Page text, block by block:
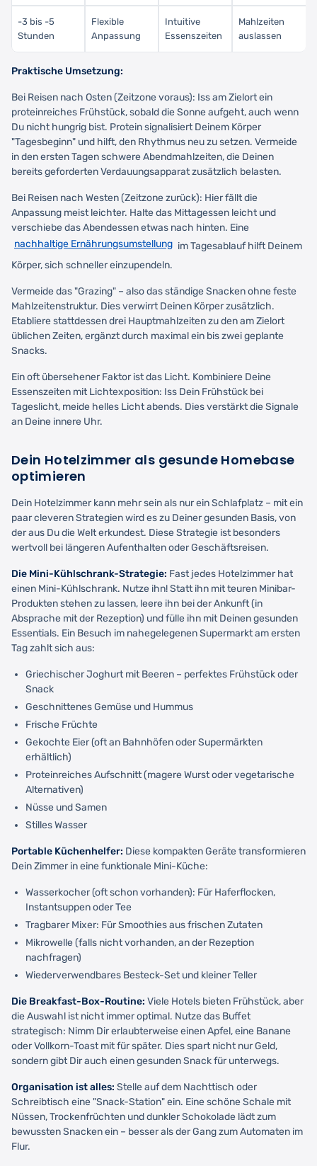
-3 bis -5
Stunden
Flexible
Anpassung
Intuitive
Essenszeiten
Mahlzeiten
auslassen
Praktische Umsetzung:
Bei Reisen nach Osten (Zeitzone voraus): Iss am Zielort ein
proteinreiches Frühstück, sobald die Sonne aufgeht, auch wenn
Du nicht hungrig bist. Protein signalisiert Deinem Körper
"Tagesbeginn" und hilft, den Rhythmus neu zu setzen. Vermeide
in den ersten Tagen schwere Abendmahlzeiten, die Deinen
bereits geforderten Verdauungsapparat zusätzlich belasten.
Bei Reisen nach Westen (Zeitzone zurück): Hier fällt die
Anpassung meist leichter. Halte das Mittagessen leicht und
verschiebe das Abendessen etwas nach hinten. Eine
nachhaltige Ernährungsumstellung im Tagesablauf hilft Deinem
Körper, sich schneller einzupendeln.
Vermeide das "Grazing" – also das ständige Snacken ohne feste
Mahlzeitenstruktur. Dies verwirrt Deinen Körper zusätzlich.
Etabliere stattdessen drei Hauptmahlzeiten zu den am Zielort
üblichen Zeiten, ergänzt durch maximal ein bis zwei geplante
Snacks.
Ein oft übersehener Faktor ist das Licht. Kombiniere Deine
Essenszeiten mit Lichtexposition: Iss Dein Frühstück bei
Tageslicht, meide helles Licht abends. Dies verstärkt die Signale
an Deine innere Uhr.
Dein Hotelzimmer als gesunde Homebase
optimieren
Dein Hotelzimmer kann mehr sein als nur ein Schlafplatz – mit ein
paar cleveren Strategien wird es zu Deiner gesunden Basis, von
der aus Du die Welt erkundest. Diese Strategie ist besonders
wertvoll bei längeren Aufenthalten oder Geschäftsreisen.
Die Mini-Kühlschrank-Strategie: Fast jedes Hotelzimmer hat
einen Mini-Kühlschrank. Nutze ihn! Statt ihn mit teuren Minibar-
Produkten stehen zu lassen, leere ihn bei der Ankunft (in
Absprache mit der Rezeption) und fülle ihn mit Deinen gesunden
Essentials. Ein Besuch im nahegelegenen Supermarkt am ersten
Tag zahlt sich aus:
Griechischer Joghurt mit Beeren – perfektes Frühstück oder
Snack
Geschnittenes Gemüse und Hummus
Frische Früchte
Gekochte Eier (oft an Bahnhöfen oder Supermärkten
erhältlich)
Proteinreiches Aufschnitt (magere Wurst oder vegetarische
Alternativen)
Nüsse und Samen
Stilles Wasser
Portable Küchenhelfer: Diese kompakten Geräte transformieren
Dein Zimmer in eine funktionale Mini-Küche:
Wasserkocher (oft schon vorhanden): Für Haferflocken,
Instantsuppen oder Tee
Tragbarer Mixer: Für Smoothies aus frischen Zutaten
Mikrowelle (falls nicht vorhanden, an der Rezeption
nachfragen)
Wiederverwendbares Besteck-Set und kleiner Teller
Die Breakfast-Box-Routine: Viele Hotels bieten Frühstück, aber
die Auswahl ist nicht immer optimal. Nutze das Buffet
strategisch: Nimm Dir erlaubterweise einen Apfel, eine Banane
oder Vollkorn-Toast mit für später. Dies spart nicht nur Geld,
sondern gibt Dir auch einen gesunden Snack für unterwegs.
Organisation ist alles: Stelle auf dem Nachttisch oder
Schreibtisch eine "Snack-Station" ein. Eine schöne Schale mit
Nüssen, Trockenfrüchten und dunkler Schokolade lädt zum
bewussten Snacken ein – besser als der Gang zum Automaten im
Flur.